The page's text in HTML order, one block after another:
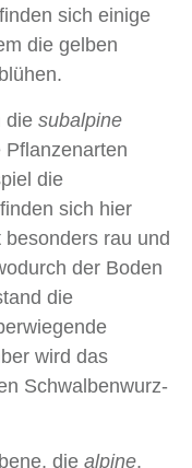
sich einige
die gelben
die subalpine
die
sich hier
rau und
der Boden
die
wird das
Schwalbenwurz-
die alpine.